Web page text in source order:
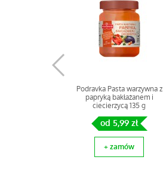
Podravka Pasta warzywna z
papryką bakłażanem i
ciecierzycą 135 g
od 5,99 zł
+ zamów